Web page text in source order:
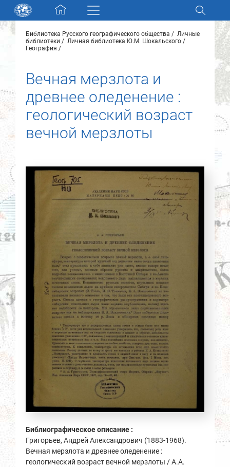
Skip navigation
Разделы и коллекции
Новости
О нас
Контакты
Партнеры
Библиотека Русского географического общества
Личные
библиотеки
Личная библиотека Ю.М. Шокальского
География
Вечная мерзлота и
древнее оледенение :
геологический возраст
вечной мерзлоты
Библиографическое описание :
Григорьев, Андрей Александрович (1883-1968).
Вечная мерзлота и древнее оледенение :
геологический возраст вечной мерзлоты / А.А.